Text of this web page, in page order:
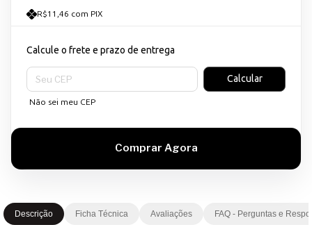
R$11,46 com PIX
Calcule o frete e prazo de entrega
Entregas para o CEP:
Calcular
Não sei meu CEP
Descrição Ficha Técnica Avaliações FAQ - Perguntas e